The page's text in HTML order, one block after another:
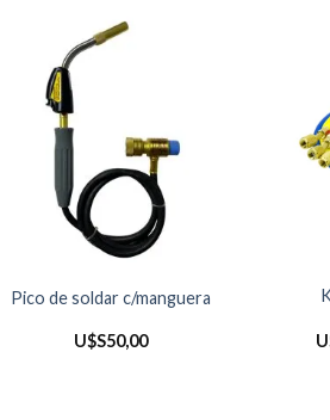
Pico de soldar c/manguera
U$S50,00